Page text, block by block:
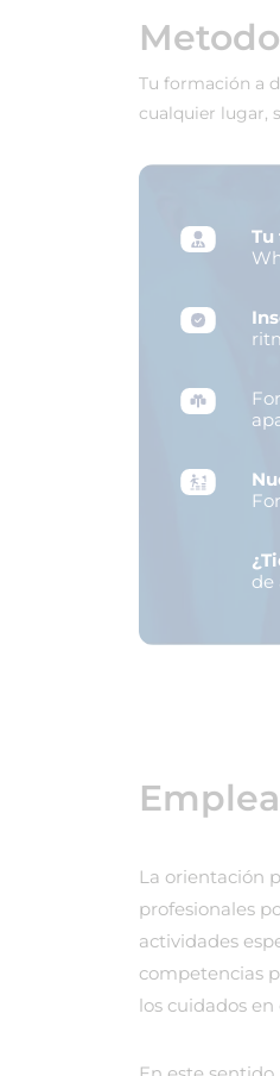
Tu formación a
cualquier lugar,
Tu
de
La orientación
profesionales
actividades
competencias
los cuidados en